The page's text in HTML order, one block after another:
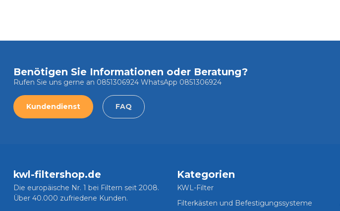
Benötigen Sie Informationen oder Beratung?
Rufen Sie uns gerne an 0851306924 WhatsApp 0851306924
Kundendienst FAQ
kwl-filtershop.de
Die europäische Nr. 1 bei Filtern seit 2008.
Über 40.000 zufriedene Kunden.
Kategorien
KWL-Filter
Filterkästen und Befestigungssysteme